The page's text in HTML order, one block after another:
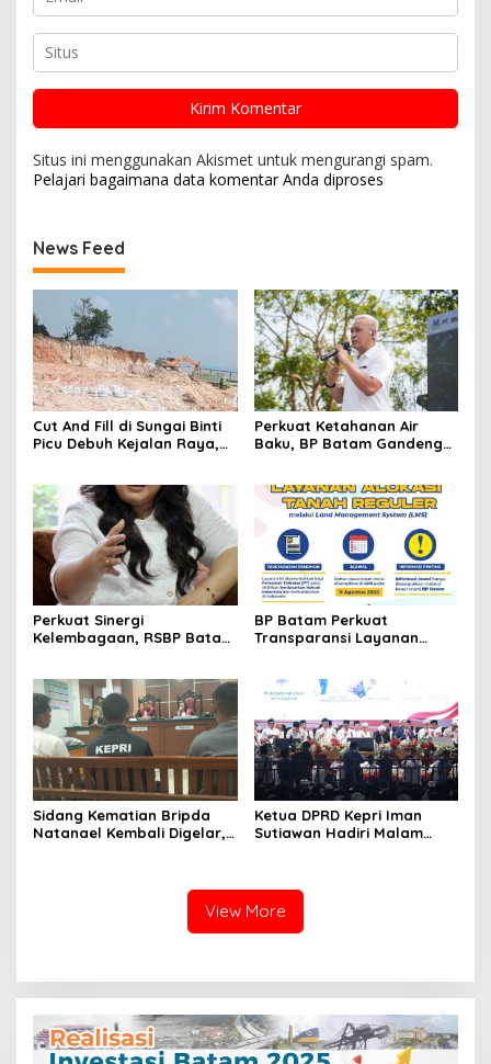
Situs ini menggunakan Akismet untuk mengurangi spam.
Pelajari bagaimana data komentar Anda diproses
News Feed
Cut And Fill di Sungai Binti
Picu Debuh Kejalan Raya,
Perkuat Ketahanan Air
Baku, BP Batam Gandeng
Bendungan Sei Nongsa
Perkuat Sinergi
Kelembagaan, RSBP Batam
Ketersediaan Obat Aman
BP Batam Perkuat
Transparansi Layanan
Melalui LMS
Sidang Kematian Bripda
Natanael Kembali Digelar,
Ketua DPRD Kepri Iman
Sutiawan Hadiri Malam
View More